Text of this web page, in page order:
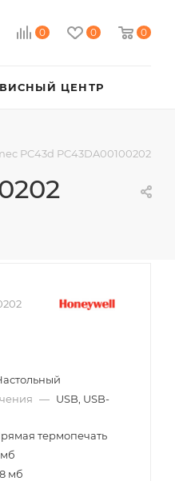
0 0 0
ЦЕНТР
PC43d PC43DA00100202
— USB, USB-
термопечать
мб
мб